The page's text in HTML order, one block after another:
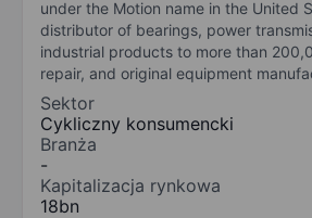
under the Motion name in the United
distributor of bearings, power
industrial products to more than
repair, and original equipment
Sektor
Cykliczny konsumencki
Branża
-
Kapitalizacja rynkowa
18bn